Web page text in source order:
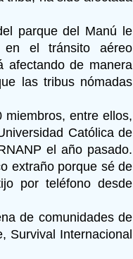
parque del Manú le
en el tránsito aéreo
afectando de manera
las tribus nómadas
entre ellos,
Católica de
el año pasado.
extraño porque sé de
por teléfono desde
de comunidades de
Survival Internacional